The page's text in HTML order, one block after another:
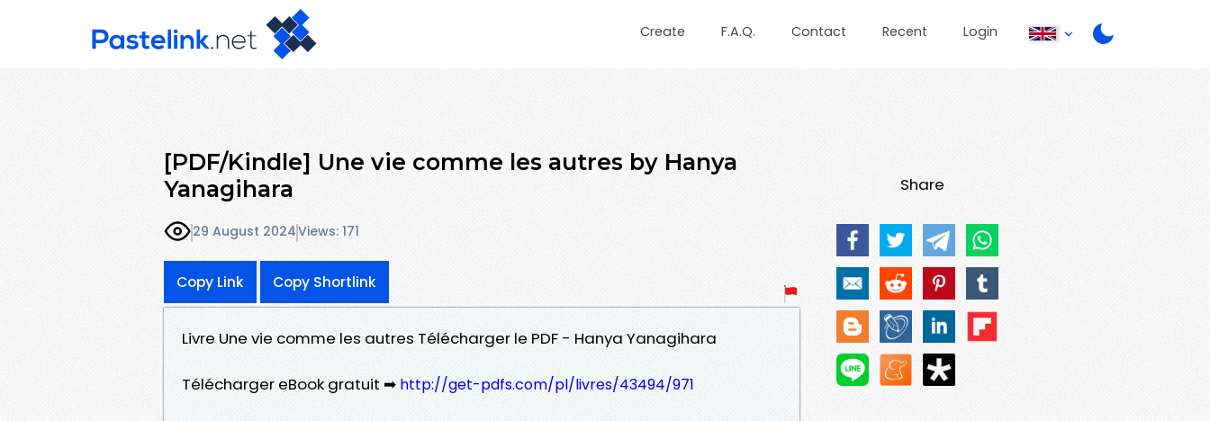
Create F.A.Q. Contact Recent Login
[PDF/Kindle] Une vie comme les autres by Hanya
Yanagihara
29 August 2024Views: 171
Copy Link Copy Shortlink
Livre Une vie comme les autres Télécharger le PDF - Hanya Yanagihara
Télécharger eBook gratuit ➡ http://get-pdfs.com/pl/livres/43494/971
Share